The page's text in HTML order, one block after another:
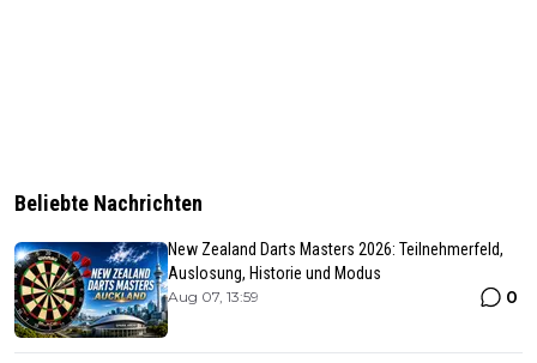
Beliebte Nachrichten
New Zealand Darts Masters 2026: Teilnehmerfeld,
Auslosung, Historie und Modus
Aug 07, 13:59 0